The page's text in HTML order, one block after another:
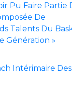
Pu Faire Partie
De
Talents Du
Génération »
Intérimaire Des